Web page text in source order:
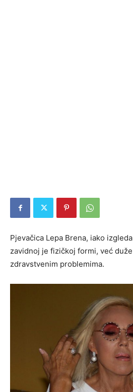
Pjevačica Lepa Brena, iako
zavidnoj je fizičkoj formi, već
zdravstvenim problemima.